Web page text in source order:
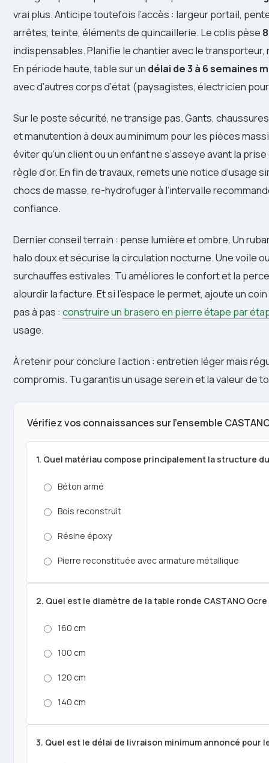
vrai plus. Anticipe toutefois l’accès : largeur portail,
arrêtes, teinte, éléments de quincaillerie. Le colis pèse
indispensables. Planifie le chantier avec le
En période haute, table sur un délai de 3 à 6 semaines
avec d’autres corps d’état (paysagistes, électricien
Sur le poste sécurité, ne transige pas. Gants,
et manutention à deux au minimum pour les pièces
éviter qu’un client ou un enfant ne s’asseye avant la
règle d’or. En fin de travaux, remets une notice d’usage
chocs de masse, re-hydrofuger à l’intervalle
confiance.
Dernier conseil terrain : pense lumière et ombre. Un
halo doux et sécurise la circulation nocturne. Une voile
surchauffes estivales. Tu améliores le confort et la
alourdir la facture. Et si l’espace le permet, ajoute un
pas à pas : construire un brasero en pierre étape par
usage.
À retenir pour conclure l’action : entretien léger mais
compromis. Tu garantis un usage serein et la valeur de
Vérifiez vos connaissances sur l’ensemble
1. Quel matériau compose principalement la structure du
Béton armé
Bois reconstruit
Résine époxy
Pierre reconstituée avec armature métallique
2. Quel est le diamètre de la table ronde CASTANO Ocre
160 cm
100 cm
120 cm
140 cm
3. Quel est le délai de livraison minimum annoncé pour